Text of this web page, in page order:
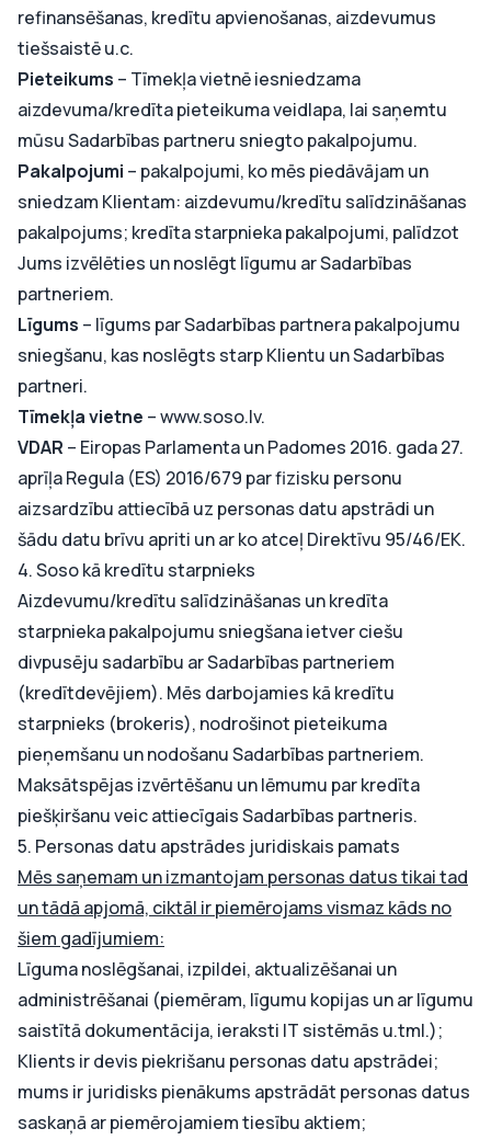
refinansēšanas, kredītu apvienošanas, aizdevumus
tiešsaistē u.c.
Pieteikums – Tīmekļa vietnē iesniedzama
aizdevuma/kredīta pieteikuma veidlapa, lai saņemtu
mūsu Sadarbības partneru sniegto pakalpojumu.
Pakalpojumi – pakalpojumi, ko mēs piedāvājam un
sniedzam Klientam: aizdevumu/kredītu salīdzināšanas
pakalpojums; kredīta starpnieka pakalpojumi, palīdzot
Jums izvēlēties un noslēgt līgumu ar Sadarbības
partneriem.
Līgums – līgums par Sadarbības partnera pakalpojumu
sniegšanu, kas noslēgts starp Klientu un Sadarbības
partneri.
Tīmekļa vietne –www.soso.lv.
VDAR – Eiropas Parlamenta un Padomes 2016. gada 27.
aprīļa Regula (ES) 2016/679 par fizisku personu
aizsardzību attiecībā uz personas datu apstrādi un
šādu datu brīvu apriti un ar ko atceļ Direktīvu 95/46/EK.
4. Soso kā kredītu starpnieks
Aizdevumu/kredītu salīdzināšanas un kredīta
starpnieka pakalpojumu sniegšana ietver ciešu
divpusēju sadarbību ar Sadarbības partneriem
(kredītdevējiem). Mēs darbojamies kā kredītu
starpnieks (brokeris), nodrošinot pieteikuma
pieņemšanu un nodošanu Sadarbības partneriem.
Maksātspējas izvērtēšanu un lēmumu par kredīta
piešķiršanu veic attiecīgais Sadarbības partneris.
5. Personas datu apstrādes juridiskais pamats
Mēs saņemam un izmantojam personas datus tikai tad
un tādā apjomā, ciktāl ir piemērojams vismaz kāds no
šiem gadījumiem:
Līguma noslēgšanai, izpildei, aktualizēšanai un
administrēšanai (piemēram, līgumu kopijas un ar līgumu
saistītā dokumentācija, ieraksti IT sistēmās u.tml.);
Klients ir devis piekrišanu personas datu apstrādei;
mums ir juridisks pienākums apstrādāt personas datus
saskaņā ar piemērojamiem tiesību aktiem;